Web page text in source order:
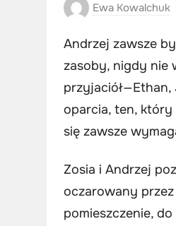
Ewa Kowalchuk
Andrzej zawsze
zasoby, nigdy nie
przyjaciół—Ethan,
oparcia, ten, który
się zawsze
Zosia i Andrzej
oczarowany przez
pomieszczenie,